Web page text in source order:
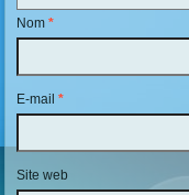
Nom*
E-mail*
Site web